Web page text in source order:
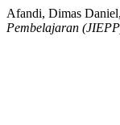
Afandi, Dimas
Pembelajaran